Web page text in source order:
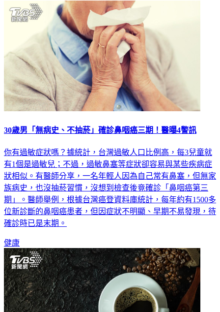
30歲男「無病史、不抽菸」確診鼻咽癌三期！醫曝4警訊
你有過敏症狀嗎？據統計，台灣過敏人口比例高，每3兒童就
有1個是過敏兒；不過，過敏鼻塞等症狀卻容易與某些疾病症
狀相似。有醫師分享，一名年輕人因為自己常有鼻塞，但無家
族病史，也沒抽菸習慣，沒想到檢查後竟確診「鼻咽癌第三
期」。醫師舉例，根據台灣癌登資料庫統計，每年約有1500多
位新診斷的鼻咽癌患者，但因症狀不明顯、早期不易發現，待
確診時已是末期。
健康